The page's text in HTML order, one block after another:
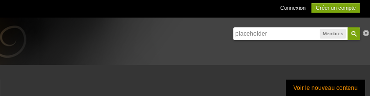
Connexion Créer un compte
Membres
Voir le nouveau contenu